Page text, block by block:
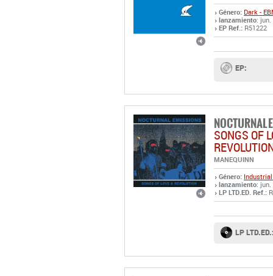
Género: Dark -
lanzamiento: jun.
EP Ref.: R51222
EP:
NOCTURNAL
SONGS OF
MANEQUINN
Género:
lanzamiento: jun.
LP LTD.ED. Ref.:
LP